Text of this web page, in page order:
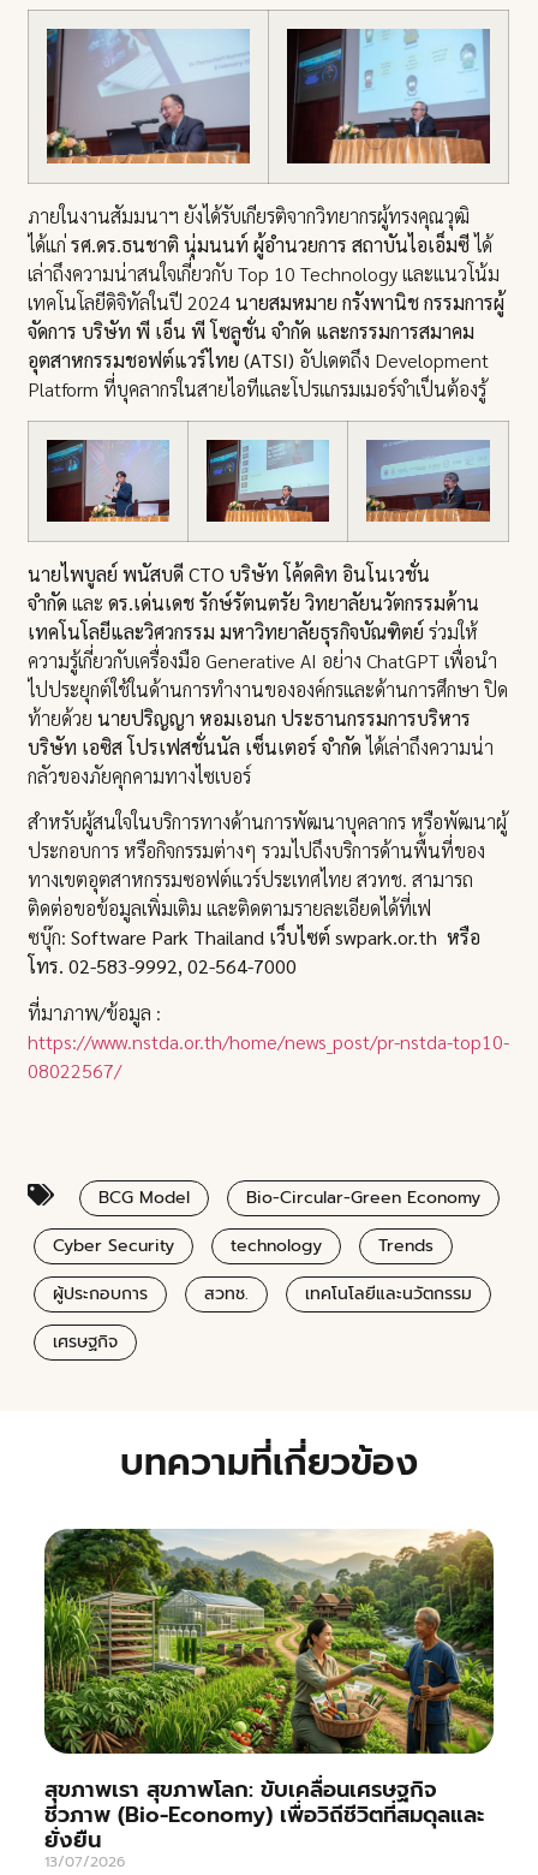
ภายในงานสัมมนาฯ ยังได้รับเกียรติจากวิทยากรผู้ทรงคุณวุฒิ
ได้แก่รศ.ดร.ธนชาติ นุ่มนนท์ ผู้อำนวยการ สถาบันไอเอ็มซีได้
เล่าถึงความน่าสนใจเกี่ยวกับ Top 10 Technology และแนวโน้ม
เทคโนโลยีดิจิทัลในปี 2024นายสมหมาย กรังพานิช กรรมการผู้
จัดการ บริษัท พี เอ็น พี โซลูชั่น จำกัด และกรรมการสมาคม
อุตสาหกรรมชอฟต์แวร์ไทย (ATSI) อัปเดตถึง Development
Platform ที่บุคลากรในสายไอทีและโปรแกรมเมอร์จำเป็นต้องรู้
นายไพบูลย์ พนัสบดีCTO บริษัท โค้ดคิท อินโนเวชั่น
จำกัด และดร.เด่นเดช รักษ์รัตนตรัย วิทยาลัยนวัตกรรมด้าน
เทคโนโลยีและวิศวกรรม มหาวิทยาลัยธุรกิจบัณฑิตย์ ร่วมให้
ความรู้เกี่ยวกับเครื่องมือ Generative AI อย่าง ChatGPT เพื่อนำ
ไปประยุกต์ใช้ในด้านการทำงานขององค์กรและด้านการศึกษา ปิด
ท้ายด้วยนายปริญญา หอมเอนก ประธานกรรมการบริหาร
บริษัท เอซิส โปรเฟสชั่นนัล เซ็นเตอร์ จำกัดได้เล่าถึงความน่า
กลัวของภัยคุกคามทางไซเบอร์
สำหรับผู้สนใจในบริการทางด้านการพัฒนาบุคลากร หรือพัฒนาผู้
ประกอบการ หรือกิจกรรมต่างๆ รวมไปถึงบริการด้านพื้นที่ของ
ทางเขตอุตสาหกรรมซอฟต์แวร์ประเทศไทย สวทช. สามารถ
ติดต่อขอข้อมูลเพิ่มเติม และติดตามรายละเอียดได้ที่เฟ
ซบุ๊ก:Software Park Thailand เว็บไซต์ swpark.or.th หรือ
โทร. 02-583-9992, 02-564-7000
ที่มาภาพ/ข้อมูล :
https://www.nstda.or.th/home/news_post/pr-nstda-top10-
08022567/
BCG Model
Bio-Circular-Green Economy
Cyber Security
technology
Trends
ผู้ประกอบการ
สวทช.
เทคโนโลยีและนวัตกรรม
เศรษฐกิจ
บทความที่เกี่ยวข้อง
สุขภาพเรา สุขภาพโลก: ขับเคลื่อนเศรษฐกิจ
ชีวภาพ (Bio-Economy) เพื่อวิถีชีวิตที่สมดุลและ
ยั่งยืน
13/07/2026